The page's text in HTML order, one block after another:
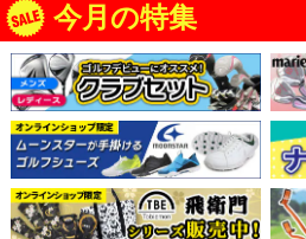
今月の特集